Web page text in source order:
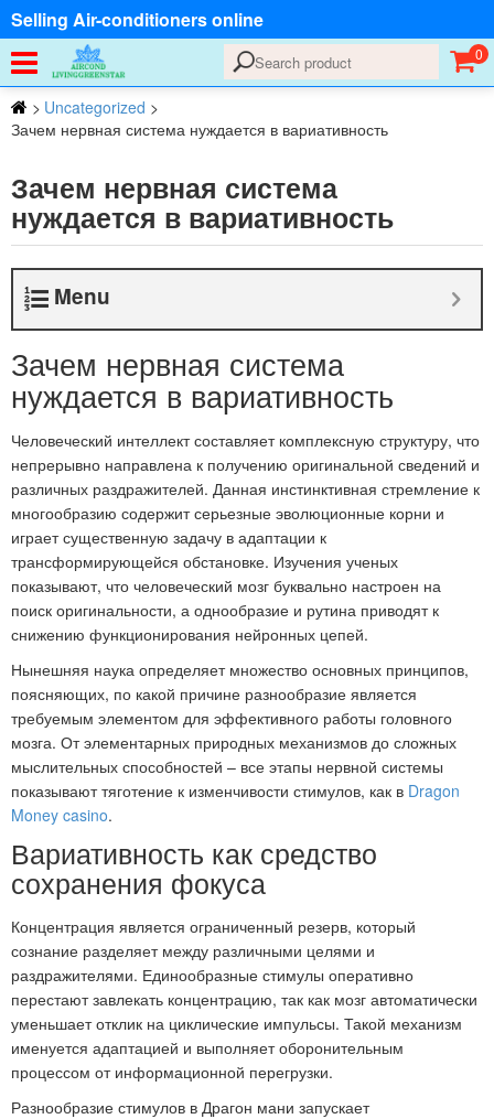
Selling Air-conditioners online
0
> Uncategorized >
Зачем нервная система нуждается в вариативность
Зачем нервная система
нуждается в вариативность
Menu
Зачем нервная система
нуждается в вариативность
Человеческий интеллект составляет комплексную структуру, что
непрерывно направлена к получению оригинальной сведений и
различных раздражителей. Данная инстинктивная стремление к
многообразию содержит серьезные эволюционные корни и
играет существенную задачу в адаптации к
трансформирующейся обстановке. Изучения ученых
показывают, что человеческий мозг буквально настроен на
поиск оригинальности, а однообразие и рутина приводят к
снижению функционирования нейронных цепей.
Нынешняя наука определяет множество основных принципов,
поясняющих, по какой причине разнообразие является
требуемым элементом для эффективного работы головного
мозга. От элементарных природных механизмов до сложных
мыслительных способностей – все этапы нервной системы
показывают тяготение к изменчивости стимулов, как в Dragon
Money casino.
Вариативность как средство
сохранения фокуса
Концентрация является ограниченный резерв, который
сознание разделяет между различными целями и
раздражителями. Единообразные стимулы оперативно
перестают завлекать концентрацию, так как мозг автоматически
уменьшает отклик на циклические импульсы. Такой механизм
именуется адаптацией и выполняет оборонительным
процессом от информационной перегрузки.
Разнообразие стимулов в Драгон мани запускает